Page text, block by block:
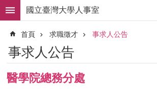
跳到主要內容區塊
進
階
搜
尋
求
職
國立臺灣大學人事室
首頁 求職徵才 事求人公告
事求人公告
醫學院總務分處